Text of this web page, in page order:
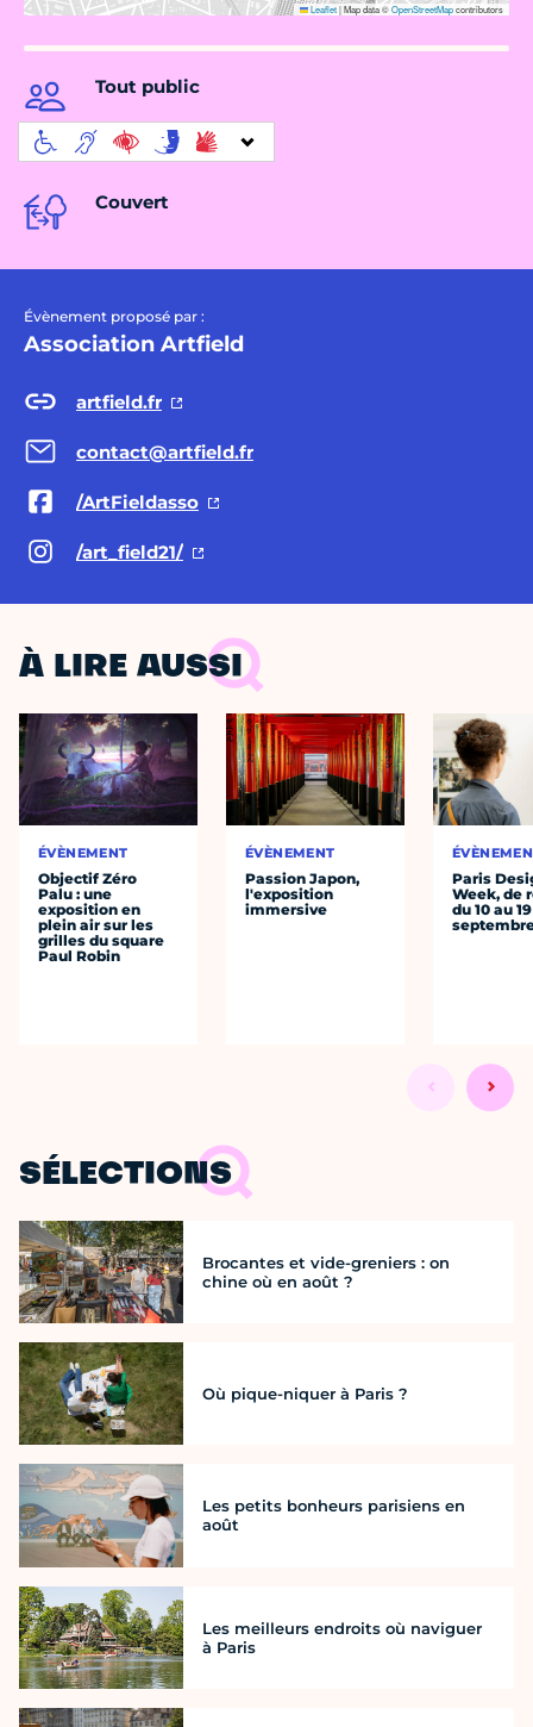
Leaflet|Map data ©OpenStreetMapcontributors
Tout public
Couvert
Évènement proposé par :
Association Artfield
artfield.fr
contact@artfield.fr
/ArtFieldasso
/art_field21/
À LIRE AUSSI
ÉVÈNEMENT
Objectif Zéro
Palu : une
exposition en
plein air sur les
grilles du square
Paul Robin
ÉVÈNEMENT
Passion Japon,
l'exposition
immersive
Paris
Week, de
du 10 au 19
SÉLECTIONS
Brocantes et vide-greniers : on
chine où en août ?
Où pique-niquer à Paris ?
Les petits bonheurs parisiens en
août
Les meilleurs endroits où naviguer
à Paris